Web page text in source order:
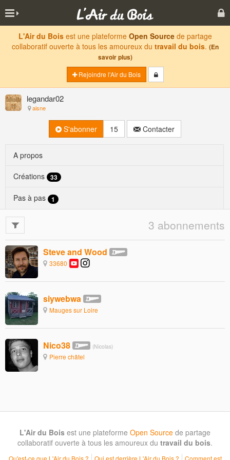
L'Air du Boisest une plateforme Open Sourcede partage
collaboratif ouverte à tous les amoureux du travail du bois. (En
savoir plus)
Rejoindre l'Air du Bois
legandar02
aisne
S'abonner 15 Contacter
A propos
Créations 33
Pas à pas 1
3 abonnements
Steve and Wood
33680
siywebwa
Mauges sur Loire
Nico38 (Nicolas)
Pierre châtel
L'Air du Bois est une plateforme Open Source de partage
collaboratif ouverte à tous les amoureux du travail du bois.
Qu'est-ce que L'Air du Bois ? Qui est derrière L'Air du Bois ? Comment est